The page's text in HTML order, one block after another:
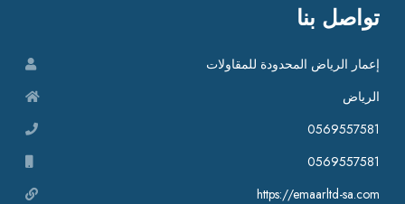
تواصل بنا
إعمار الرياض المحدودة للمقاولات
الرياض
0569557581
0569557581
https://emaarltd-sa.com